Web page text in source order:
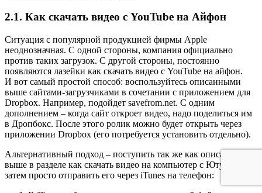
2.1. Как скачать видео с YouTube на Айфон
Ситуация с популярной продукцией фирмы Apple
неоднозначная. С одной стороны, компания официально
против таких загрузок. С другой стороны, постоянно
появляются лазейки как скачать видео с YouTube на айфон.
И вот самый простой способ: воспользуйтесь описанными
выше сайтами-загрузчиками в сочетании с приложением для
Dropbox. Например, подойдет savefrom.net. С одним
дополнением – когда сайт откроет видео, надо поделиться им
в Дропбокс. После этого ролик можно будет открыть через
приложении Dropbox (его потребуется установить отдельно).
Альтернативный подход – поступить так же как описано
выше в разделе как скачать видео на компьютер с Ютуба, а
затем просто отправить его через iTunes на телефон: